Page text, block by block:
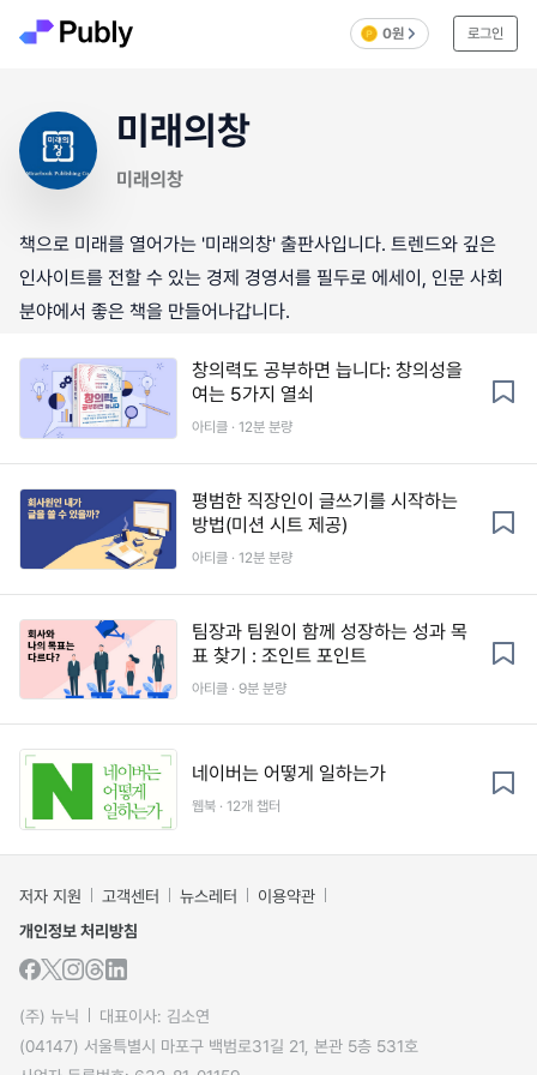
0원 로그인
미래의창
미래의창
책으로 미래를 열어가는 '미래의창' 출판사입니다. 트렌드와 깊은
인사이트를 전할 수 있는 경제 경영서를 필두로 에세이, 인문 사회
분야에서 좋은 책을 만들어나갑니다.
창의력도 공부하면 늡니다: 창의성을
여는 5가지 열쇠
아티클 · 12분 분량
평범한 직장인이 글쓰기를 시작하는
방법(미션 시트 제공)
아티클 · 12분 분량
팀장과 팀원이 함께 성장하는 성과 목
표 찾기 : 조인트 포인트
아티클 · 9분 분량
네이버는 어떻게 일하는가
웹북 · 12개 챕터
저자 지원 고객센터 뉴스레터
이용약관
개인정보 처리방침
(주) 뉴닉
대표이사: 김소연
(04147) 서울특별시 마포구 백범로31길 21, 본관 5층 531호